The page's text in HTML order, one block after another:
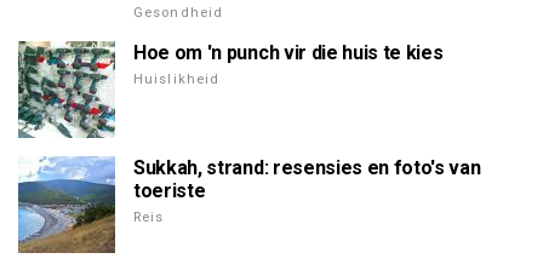
Gesondheid
Hoe om 'n punch vir die huis te kies
Huislikheid
Sukkah, strand: resensies en foto's van
toeriste
Reis